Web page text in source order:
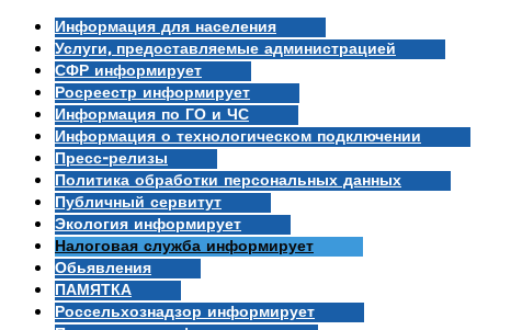
Информация для населения
Услуги, предоставляемые администрацией
СФР информирует
Росреестр информирует
Информация по ГО и ЧС
Информация о технологическом подключении
Пресс-релизы
Политика обработки персональных данных
Публичный сервитут
Экология информирует
Налоговая служба информирует
Обьявления
ПАМЯТКА
Россельхознадзор информирует